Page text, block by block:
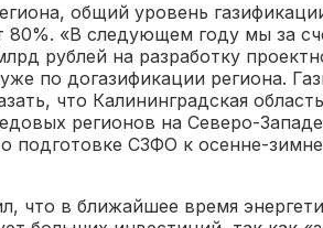
общий уровень
«В следующем году мы за
рублей на разработку
по догазификации региона.
что Калининградская
регионов на Северо-
подготовке СЗФО к осенне-
что в ближайшее время